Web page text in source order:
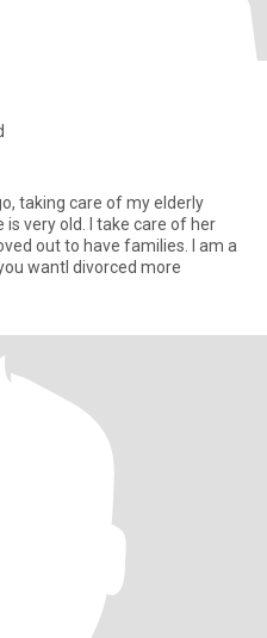
taking care of my elderly
very old. I take care of her
out to have families. I am a
wantI divorced more